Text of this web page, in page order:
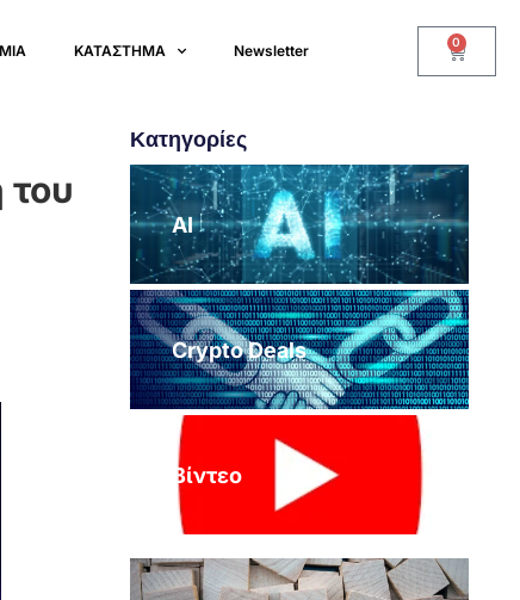
ΚΑΤΑΣΤΗΜΑ Newsletter 0
Κατηγορίες
AI
Crypto Deals
Βίντεο